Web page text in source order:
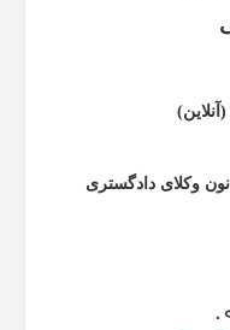
وکلای دادگستری